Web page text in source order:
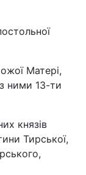
Матері,
ними 13-ти
князів
Тирської,